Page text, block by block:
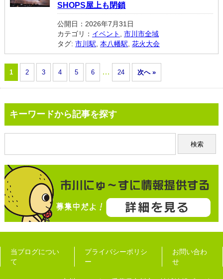
SHOPS屋上も閉鎖
公開日：2026年7月31日
カテゴリ： イベント
市川市全域
タグ: 市川駅 本八幡駅 花火大会
1 2 3 4 5 6 … 24 次へ »
キーワードから記事を探す
当ブログについ
て
プライバシーポリシ
ー
お問い合わ
せ